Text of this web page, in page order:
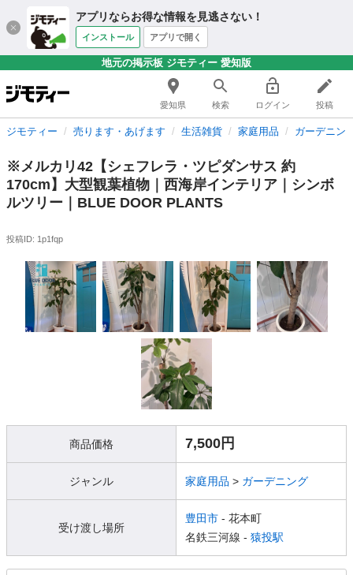
アプリならお得な情報を見逃さない！
インストール アプリで開く
地元の掲示板 ジモティー 愛知版
愛知県 検索 ログイン 投稿
ジモティー 売ります・あげます 生活雑貨 家庭用品 ガーデニン
※メルカリ42【シェフレラ・ツピダンサス 約
170cm】大型観葉植物｜西海岸インテリア｜シンボ
ルツリー｜BLUE DOOR PLANTS
投稿ID: 1p1fqp
商品価格 7,500円
ジャンル 家庭用品 > ガーデニング
受け渡し場所
豊田市 - 花本町
名鉄三河線 - 猿投駅